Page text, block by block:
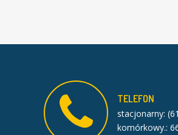
TELEFON
stacjonarny:
komórkowy.: